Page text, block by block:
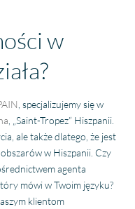
w
, specjalizujemy się w
, „Saint-Tropez” Hiszpanii.
ale także dlatego, że jest
w Hiszpanii. Czy
agenta
mówi w Twoim języku?
klientom